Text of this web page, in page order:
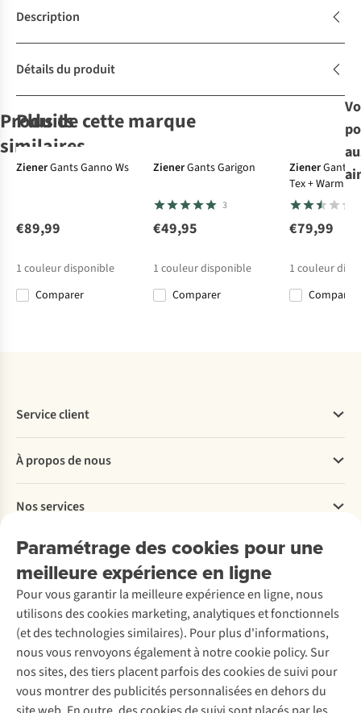
Description
Détails du produit
Produits
similaires
Gore-Tex
Short Glove
Plus de cette marque
ZienerGants Ganno Ws
€89,99
1 couleur disponible
Comparer
ZienerGants Garigon
3
€49,95
1 couleur disponible
Comparer
ZienerGants
Tex + Warm
€79,99
1 couleur
Comparer
Paramétrage des cookies pour une
meilleure expérience en ligne
Pour vous garantir la meilleure expérience en ligne, nous
utilisons des cookies marketing, analytiques et fonctionnels
(et des technologies similaires). Pour plus d'informations,
nous vous renvoyons également à notre cookie policy. Sur
nos sites, des tiers placent parfois des cookies de suivi pour
vous montrer des publicités personnalisées en dehors du
Service client
Commander
Payer
Livraison
Rétractation d'une commande
Entretien & réparations
Garantie
Contactez-nous
À propos de nous
Explore More
À propos d’Ayacucho
Nos magasins
À propos d’A.S.Adventure
Déclaration d'accessibilité
Nos services
Location / Location sports d’hiver
Entretien de ski
Service de lavage
Entretien de chaussures
Réparation de chaussures
Réparation de vêtements
Retouches
Pour les entreprises
Découvrez
A.S.Magazine
Explore Camp
Gear Check
Expertise & conseils
Abonnez-vous à la newsletter
Suivez-nous